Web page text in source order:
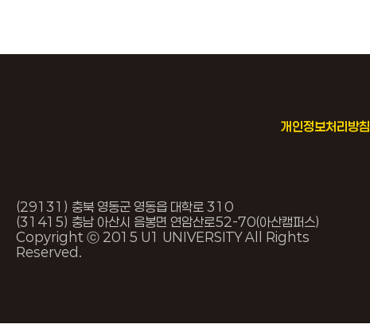
개인정보처리방침
(29131) 충북 영동군 영동읍 대학로 310
(31415) 충남 아산시 음봉면 연암산로52-70(아산캠퍼스)
Copyright ⓒ 2015 U1 UNIVERSITY All Rights
Reserved.